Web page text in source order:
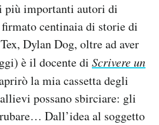
più importanti autori di
centinaia di storie di
Dylan Dog, oltre ad aver
è il docente di Scrivere un
la mia cassetta degli
possano sbirciare: gli
Dall’idea al soggetto